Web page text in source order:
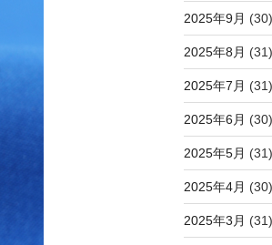
2025年9月 (30)
2025年8月 (31)
2025年7月 (31)
2025年6月 (30)
2025年5月 (31)
2025年4月 (30)
2025年3月 (31)